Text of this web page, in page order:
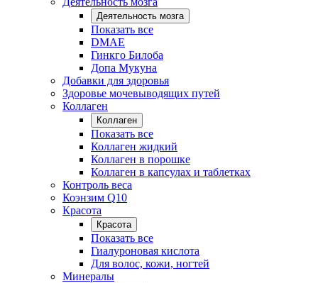
Деятельность мозга
Показать все
DMAE
Гинкго Билоба
Допа Мукуна
Добавки для здоровья
Здоровье мочевыводящих путей
Коллаген
Коллаген
Показать все
Коллаген жидкий
Коллаген в порошке
Коллаген в капсулах и таблетках
Контроль веса
Коэнзим Q10
Красота
Красота
Показать все
Гиалуроновая кислота
Для волос, кожи, ногтей
Минералы